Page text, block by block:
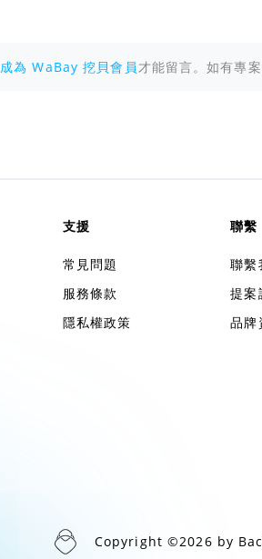
成為 WaBay 挖貝會員 才能留言。如有專
支援
常見問題
服務條款
隱私權政策
聯繫
聯繫
提案
品牌
Copyright ©2026 by